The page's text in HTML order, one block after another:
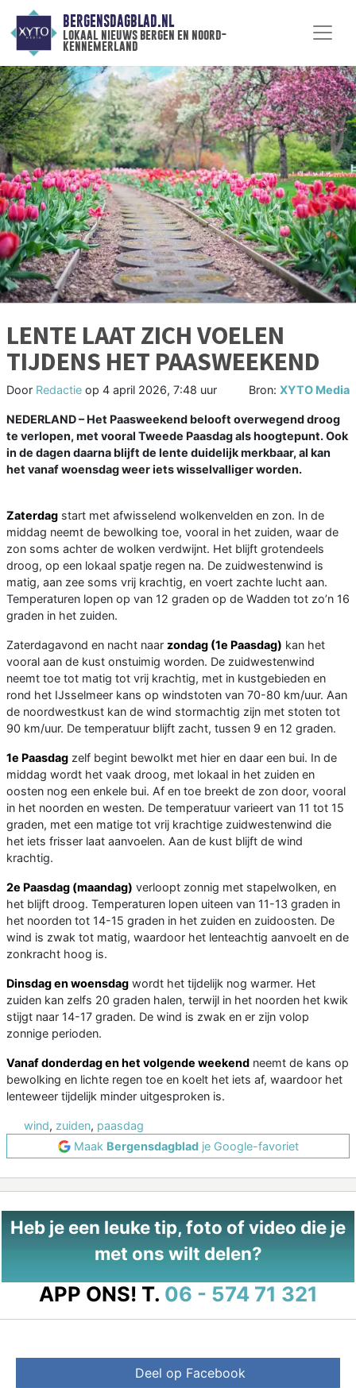
BERGENSDAGBLAD.NL
lokaal nieuws bergen en noord-
kennemerland
LENTE LAAT ZICH VOELEN
TIJDENS HET PAASWEEKEND
Door Redactie op 4 april 2026, 7:48 uur Bron: XYTO Media
NEDERLAND – Het Paasweekend belooft overwegend droog
te verlopen, met vooral Tweede Paasdag als hoogtepunt. Ook
in de dagen daarna blijft de lente duidelijk merkbaar, al kan
het vanaf woensdag weer iets wisselvalliger worden.
Zaterdag start met afwisselend wolkenvelden en zon. In de
middag neemt de bewolking toe, vooral in het zuiden, waar de
zon soms achter de wolken verdwijnt. Het blijft grotendeels
droog, op een lokaal spatje regen na. De zuidwestenwind is
matig, aan zee soms vrij krachtig, en voert zachte lucht aan.
Temperaturen lopen op van 12 graden op de Wadden tot zo’n 16
graden in het zuiden.
Zaterdagavond en nacht naar zondag (1e Paasdag) kan het
vooral aan de kust onstuimig worden. De zuidwestenwind
neemt toe tot matig tot vrij krachtig, met in kustgebieden en
rond het IJsselmeer kans op windstoten van 70-80 km/uur. Aan
de noordwestkust kan de wind stormachtig zijn met stoten tot
90 km/uur. De temperatuur blijft zacht, tussen 9 en 12 graden.
1e Paasdag zelf begint bewolkt met hier en daar een bui. In de
middag wordt het vaak droog, met lokaal in het zuiden en
oosten nog een enkele bui. Af en toe breekt de zon door, vooral
in het noorden en westen. De temperatuur varieert van 11 tot 15
graden, met een matige tot vrij krachtige zuidwestenwind die
het iets frisser laat aanvoelen. Aan de kust blijft de wind
krachtig.
2e Paasdag (maandag) verloopt zonnig met stapelwolken, en
het blijft droog. Temperaturen lopen uiteen van 11-13 graden in
het noorden tot 14-15 graden in het zuiden en zuidoosten. De
wind is zwak tot matig, waardoor het lenteachtig aanvoelt en de
zonkracht hoog is.
Dinsdag en woensdag wordt het tijdelijk nog warmer. Het
zuiden kan zelfs 20 graden halen, terwijl in het noorden het kwik
stijgt naar 14-17 graden. De wind is zwak en er zijn volop
zonnige perioden.
Vanaf donderdag en het volgende weekend neemt de kans op
bewolking en lichte regen toe en koelt het iets af, waardoor het
lenteweer tijdelijk minder uitgesproken is.
wind, zuiden, paasdag
Maak Bergensdagbladje Google-favoriet
Heb je een leuke tip, foto of video die je
met ons wilt delen?
APP ONS! T. 06 - 574 71 321
Deel op Facebook